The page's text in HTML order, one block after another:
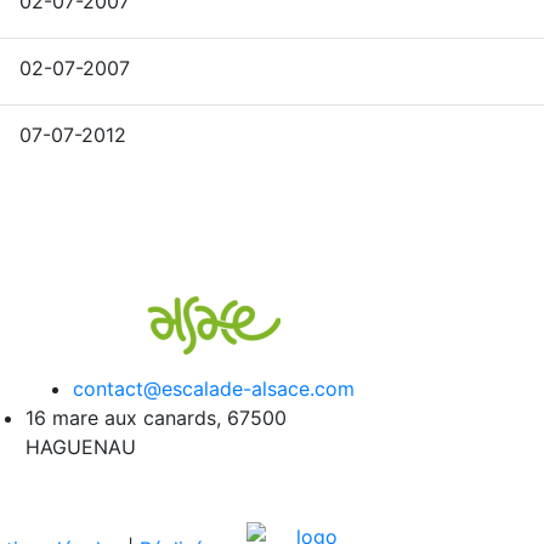
02-07-2007
07-07-2012
contact@escalade-alsace.com
16 mare aux canards, 67500
HAGUENAU